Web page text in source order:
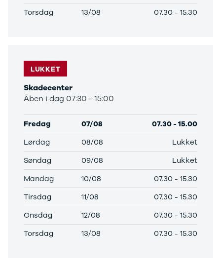
Torsdag
13/08 07.30 - 15.30
Skadecenter
Åben i dag 07:30 - 15:00
LUKKET
Fredag 07/08 07.30- 15.00
Lørdag
08/08
Lukket
Søndag
09/08
Lukket
Mandag
10/08 07.30 - 15.30
Tirsdag
11/08 07.30 - 15.30
Onsdag
12/08 07.30 - 15.30
Torsdag
13/08 07.30 - 15.30